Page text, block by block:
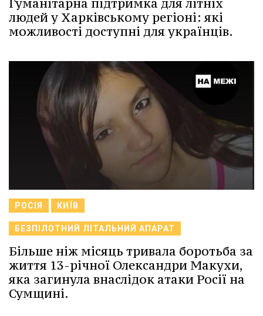
людей у Харківському регіоні: які
можливості доступні для українців.
РОСІЯ КИЇВ
БЕЗПІЛОТНИЙ ЛІТАЛЬНИЙ АПАРАТ
Більше ніж місяць тривала боротьба за
життя 13-річної Олександри Макухи,
яка загинула внаслідок атаки Росії на
Сумщині.